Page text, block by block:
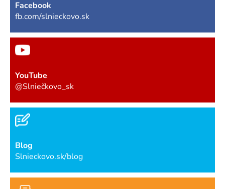
Facebook
fb.com/slnieckovo.sk
YouTube
@Slniečkovo_sk
Blog
Slnieckovo.sk/blog